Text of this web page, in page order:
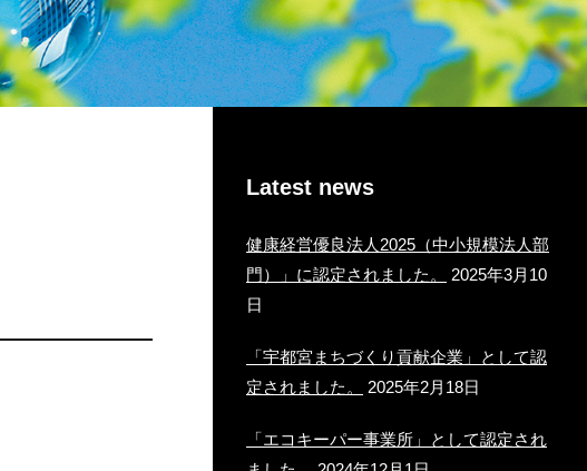
Latest news
健康経営優良法人2025（中小規模法人部
門）」に認定されました。
2025年3月10
日
「宇都宮まちづくり貢献企業」として認
定されました。
2025年2月18日
「エコキーパー事業所」として認定され